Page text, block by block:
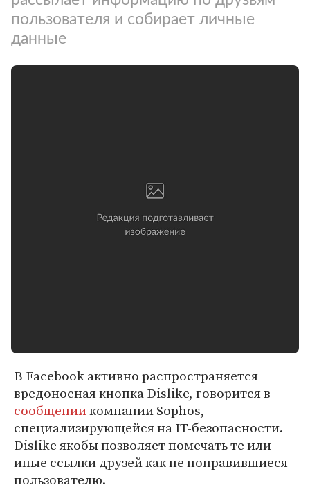
пользователя и собирает личные
данные
В Facebook активно распространяется
вредоносная кнопка Dislike, говорится в
сообщениикомпании Sophos,
специализирующейся на IT-безопасности.
Dislike якобы позволяет помечать те или
иные ссылки друзей как не понравившиеся
пользователю.